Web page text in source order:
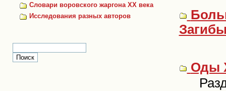
Словари воровского жаргона ХХ века
Исследования разных авторов
Оды